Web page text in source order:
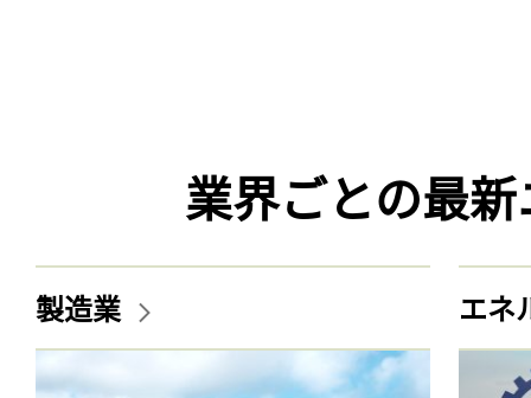
業界ごとの最
製造業 エネ